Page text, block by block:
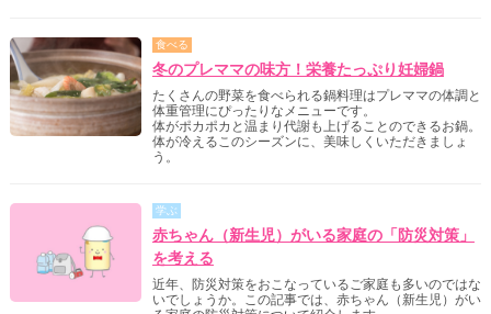
食べる
冬のプレママの味方！栄養たっぷり妊婦鍋
たくさんの野菜を食べられる鍋料理はプレママの体調と
体重管理にぴったりなメニューです。
体がポカポカと温まり代謝も上げることのできるお鍋。
体が冷えるこのシーズンに、美味しくいただきましょ
う。
学ぶ
赤ちゃん（新生児）がいる家庭の「防災対策」
を考える
近年、防災対策をおこなっているご家庭も多いのではな
いでしょうか。この記事では、赤ちゃん（新生児）がい